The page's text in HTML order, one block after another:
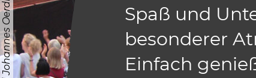
Spaß und
besonderer
Einfach